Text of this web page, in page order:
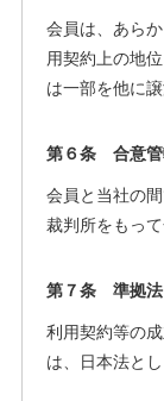
会員は、あら
用契約上の地
は一部を他に
第６条 合意管
会員と当社の
裁判所をもっ
第７条 準拠法
利用契約等の
は、日本法とし